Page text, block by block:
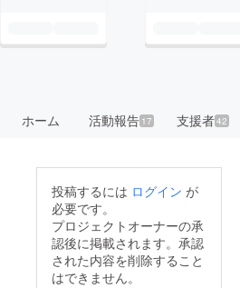
ホーム 活動報告17 支援者42
投稿するには ログイン が
必要です。
プロジェクトオーナーの承
認後に掲載されます。承認
された内容を削除すること
はできません。